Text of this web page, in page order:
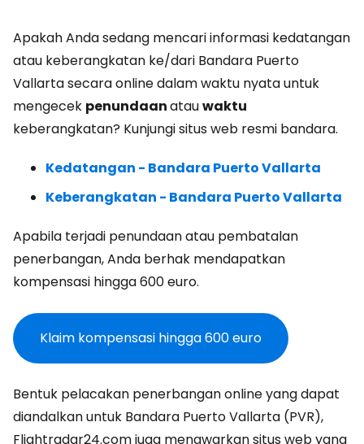
Apakah Anda sedang mencari informasi kedatangan
atau keberangkatan ke/dari Bandara Puerto
Vallarta secara online dalam waktu nyata untuk
mengecek penundaanatauwaktu
keberangkatan? Kunjungi situs web resmi bandara.
Kedatangan - Bandara Puerto Vallarta
Keberangkatan - Bandara Puerto Vallarta
Apabila terjadi penundaan atau pembatalan
penerbangan, Anda berhak mendapatkan
kompensasi hingga 600 euro.
Klaim kompensasi hingga 600 euro
Bentuk pelacakan penerbangan online yang dapat
diandalkan untuk Bandara Puerto Vallarta (PVR),
Flightradar24.com juga menawarkan situs web yang